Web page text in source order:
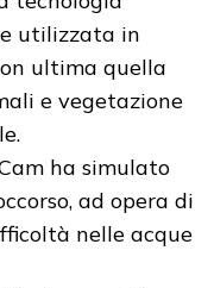
utilizzata in
ultima quella
e vegetazione
ha simulato
ad opera di
nelle acque